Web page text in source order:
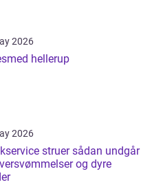
2026
hellerup
2026
struer sådan undgår
og dyre